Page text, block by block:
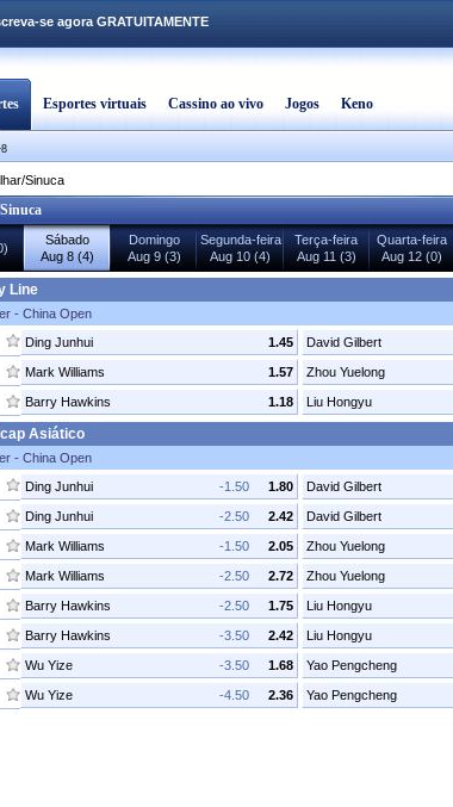
se agora GRATUITAMENTE
Esportes virtuais Cassino ao vivo Jogos Keno
8
Sinuca
Sábado
Aug 8 (4)
Domingo
Aug 9 (3)
Segunda-feira
Aug 10 (4)
Terça-feira
Aug 11 (3)
Quarta-feira
Aug 12 (0)
Line
- China Open
1.45
Ding Junhui David Gilbert
1.57
Mark Williams Zhou Yuelong
1.18
Barry Hawkins Liu Hongyu
Asiático
- China Open
1.80
-1.50
Ding Junhui David Gilbert
2.42
-2.50
Ding Junhui David Gilbert
2.05
-1.50
Mark Williams Zhou Yuelong
2.72
-2.50
Mark Williams Zhou Yuelong
1.75
-2.50
Barry Hawkins Liu Hongyu
2.42
-3.50
Barry Hawkins Liu Hongyu
1.68
-3.50
Wu Yize Yao Pengcheng
2.36
-4.50
Wu Yize Yao Pengcheng